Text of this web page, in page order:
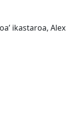
ikastaroa, Alex